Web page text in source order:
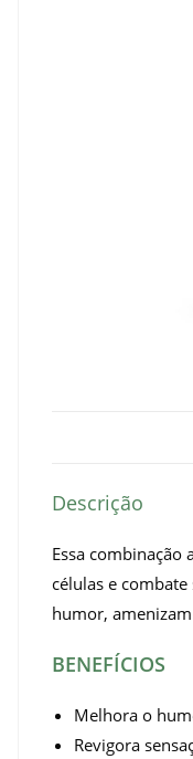
Descrição
Essa
células e
humor,
BENEFÍCIOS
Melhora o
Revigora